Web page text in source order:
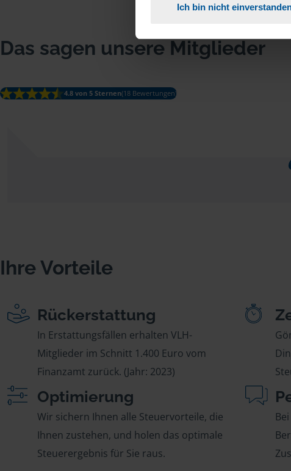
Ich bin nicht
Das sagen unsere Mitglieder
4.8 von 5 Sternen(18 Bewertungen)
Ihre Vorteile
Rückerstattung
In Erstattungsfällen erhalten VLH-
Mitglieder im Schnitt 1.400 Euro vom
Finanzamt zurück. (Jahr: 2023)
Optimierung
Wir sichern Ihnen alle Steuervorteile, die
Ihnen zustehen, und holen das optimale
Steuerergebnis für Sie raus.